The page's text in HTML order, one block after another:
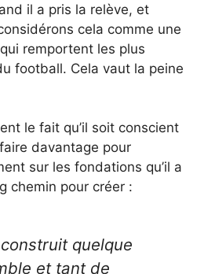
il a pris la relève, et
cela comme une
remportent les plus
football. Cela vaut la peine
le fait qu’il soit conscient
davantage pour
sur les fondations qu’il a
chemin pour créer :
quelque
et tant de